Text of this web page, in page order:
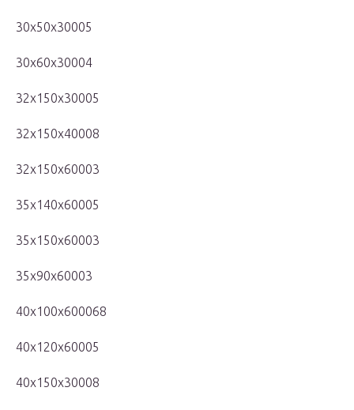
30x50x30005
30x60x30004
32x150x30005
32x150x40008
32x150x60003
35x140x60005
35x150x60003
35x90x60003
40x100x600068
40x120x60005
40x150x30008